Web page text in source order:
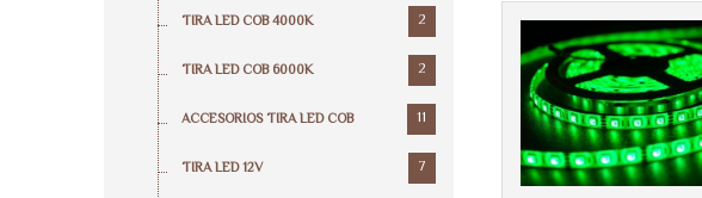
TIRA LED COB 4000K 2
TIRA LED COB 6000K 2
ACCESORIOS TIRA LED COB 11
TIRA LED 12V 7